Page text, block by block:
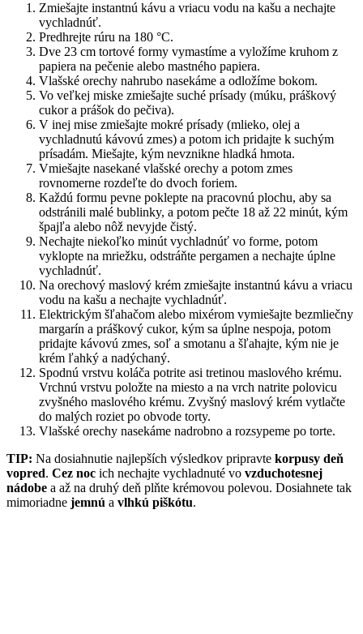
Zmiešajte instantnú kávu a vriacu vodu na kašu a nechajte
vychladnúť.
Predhrejte rúru na 180 °C.
Dve 23 cm tortové formy vymastíme a vyložíme kruhom z
papiera na pečenie alebo mastného papiera.
Vlašské orechy nahrubo nasekáme a odložíme bokom.
Vo veľkej miske zmiešajte suché prísady (múku, práškový
cukor a prášok do pečiva).
V inej mise zmiešajte mokré prísady (mlieko, olej a
vychladnutú kávovú zmes) a potom ich pridajte k suchým
prísadám. Miešajte, kým nevznikne hladká hmota.
Vmiešajte nasekané vlašské orechy a potom zmes
rovnomerne rozdeľte do dvoch foriem.
Každú formu pevne poklepte na pracovnú plochu, aby sa
odstránili malé bublinky, a potom pečte 18 až 22 minút, kým
špajľa alebo nôž nevyjde čistý.
Nechajte niekoľko minút vychladnúť vo forme, potom
vyklopte na mriežku, odstráňte pergamen a nechajte úplne
vychladnúť.
Na orechový maslový krém zmiešajte instantnú kávu a vriacu
vodu na kašu a nechajte vychladnúť.
Elektrickým šľahačom alebo mixérom vymiešajte bezmliečny
margarín a práškový cukor, kým sa úplne nespoja, potom
pridajte kávovú zmes, soľ a smotanu a šľahajte, kým nie je
krém ľahký a nadýchaný.
Spodnú vrstvu koláča potrite asi tretinou maslového krému.
Vrchnú vrstvu položte na miesto a na vrch natrite polovicu
zvyšného maslového krému. Zvyšný maslový krém vytlačte
do malých roziet po obvode torty.
Vlašské orechy nasekáme nadrobno a rozsypeme po torte.
TIP: Na dosiahnutie najlepších výsledkov pripravte korpusy deň
vopred. Cez noc ich nechajte vychladnuté vo vzduchotesnej
nádobe a až na druhý deň plňte krémovou polevou. Dosiahnete tak
mimoriadne jemnú a vlhkú piškótu.